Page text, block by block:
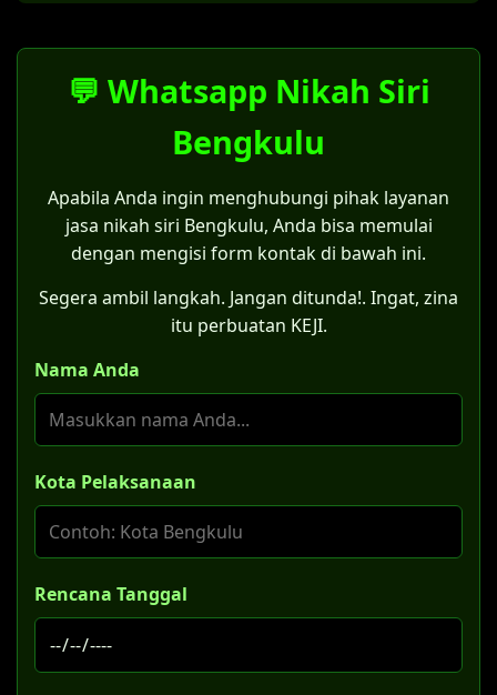
💬 Whatsapp Nikah Siri
Bengkulu
Apabila Anda ingin menghubungi pihak layanan
jasa nikah siri Bengkulu, Anda bisa memulai
dengan mengisi form kontak di bawah ini.
Segera ambil langkah. Jangan ditunda!. Ingat, zina
itu perbuatan KEJI.
Nama Anda
Kota Pelaksanaan
Rencana Tanggal